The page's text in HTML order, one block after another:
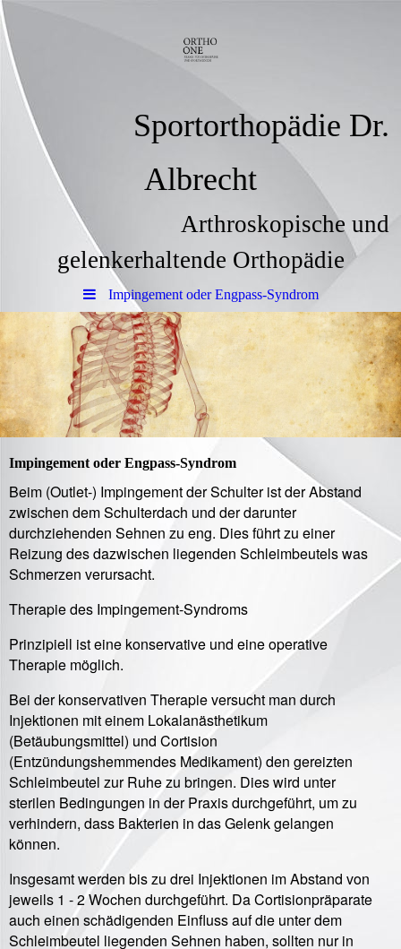
Sportorthopädie Dr.
Albrecht
Arthroskopische und
gelenkerhaltende Orthopädie
Impingement oder Engpass-Syndrom
Impingement oder Engpass-Syndrom
Beim (Outlet-) Impingement der Schulter ist der Abstand
zwischen dem Schulterdach und der darunter
durchziehenden Sehnen zu eng. Dies führt zu einer
Reizung des dazwischen liegenden Schleimbeutels was
Schmerzen verursacht.
Therapie des Impingement-Syndroms
Prinzipiell ist eine konservative und eine operative
Therapie möglich.
Bei der konservativen Therapie versucht man durch
Injektionen mit einem Lokalanästhetikum
(Betäubungsmittel) und Cortision
(Entzündungshemmendes Medikament) den gereizten
Schleimbeutel zur Ruhe zu bringen. Dies wird unter
sterilen Bedingungen in der Praxis durchgeführt, um zu
verhindern, dass Bakterien in das Gelenk gelangen
können.
Insgesamt werden bis zu drei Injektionen im Abstand von
jeweils 1 - 2 Wochen durchgeführt. Da Cortisionpräparate
auch einen schädigenden Einfluss auf die unter dem
Schleimbeutel liegenden Sehnen haben, sollten nur in